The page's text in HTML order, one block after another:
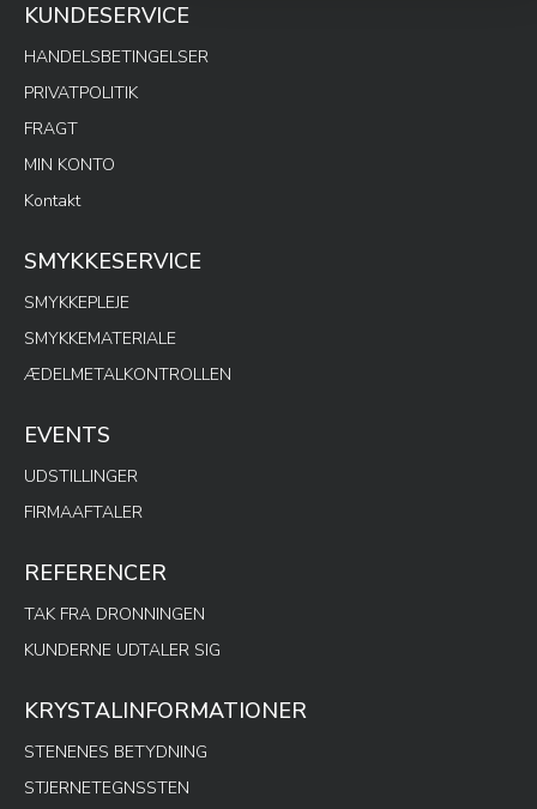
KUNDESERVICE
HANDELSBETINGELSER
PRIVATPOLITIK
FRAGT
MIN KONTO
Kontakt
SMYKKESERVICE
SMYKKEPLEJE
SMYKKEMATERIALE
ÆDELMETALKONTROLLEN
EVENTS
UDSTILLINGER
FIRMAAFTALER
REFERENCER
TAK FRA DRONNINGEN
KUNDERNE UDTALER SIG
KRYSTALINFORMATIONER
STENENES BETYDNING
STJERNETEGNSSTEN